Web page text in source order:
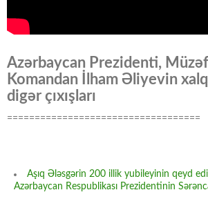
Azərbaycan Prezidenti,
Komandan İlham Əliyevin
digər çıxışları
===================================
Aşıq Ələsgərin 200 illik yubileyinin qeyd
Azərbaycan Respublikası Prezidentinin